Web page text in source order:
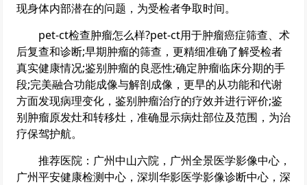
现身体内部潜在的问题，为受检者争取时间。
pet-ct检查肿瘤怎么样?pet-ct用于肿瘤癌症筛查、术
后复查和诊断;早期肿瘤的筛查，更精细准确了解受检者
真实健康情况;鉴别肿瘤的良恶性;确定肿瘤临床分期的手
段;完美融合功能成像与解剖成像，更早的从功能和代谢
方面发现病理变化，鉴别肿瘤治疗的疗效并进行评价;鉴
别肿瘤原发灶和转移灶，准确显示病灶部位及范围，为治
疗保驾护航。
推荐医院： 广州中山六院 ， 广州全景医学影像中心 ，
广州平安健康检测中心 ， 深圳华影医学影像诊断中心 ， 深